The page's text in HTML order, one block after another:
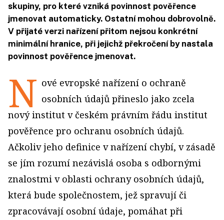
skupiny, pro které vzniká povinnost pověřence
jmenovat automaticky. Ostatní mohou dobrovolně.
V přijaté verzi nařízení přitom nejsou konkrétní
minimální hranice, při jejichž překročení by nastala
povinnost pověřence jmenovat.
N ové evropské nařízení o ochraně
osobních údajů přineslo jako zcela
nový institut v českém právním řádu institut
pověřence pro ochranu osobních údajů.
Ačkoliv jeho definice v nařízení chybí, v zásadě
se jím rozumí nezávislá osoba s odbornými
znalostmi v oblasti ochrany osobních údajů,
která bude společnostem, jež spravují či
zpracovávají osobní údaje, pomáhat při